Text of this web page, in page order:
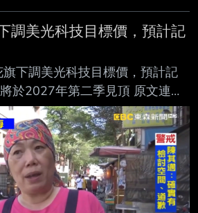
調美光科技目標價，預計記
下調美光科技目標價，預計記
於2027年第二季見頂 原文連
news/stock-
1597646 發布時間：
08:18 記者署名： Senad
原文內容： 花旗銀行將美光科技
）的目標股價從1,400美元
元， 同時維持「買入」評級，理